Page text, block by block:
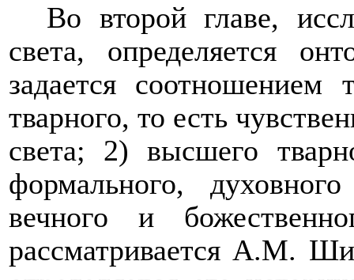
Во второй главе,
света, определяется
задается
тварного, то есть
света; 2) высшего
формального,
вечного и
рассматривается А.М.